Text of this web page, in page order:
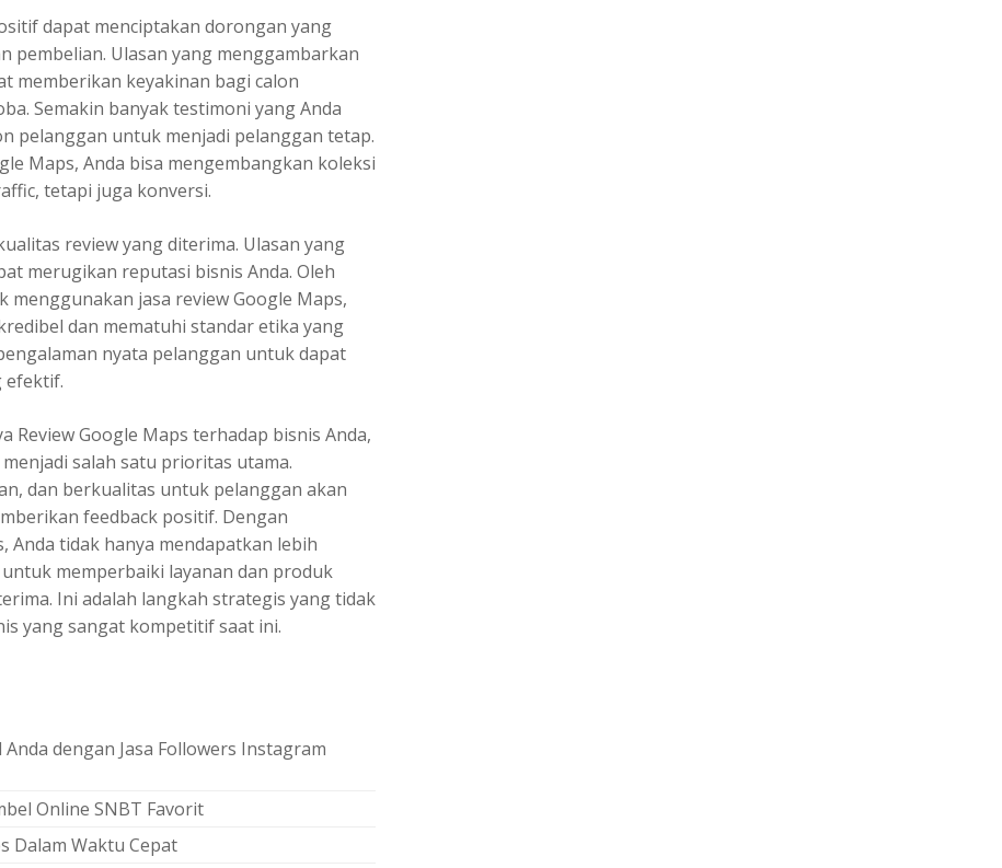
dapat menciptakan dorongan yang
Ulasan yang menggambarkan
memberikan keyakinan bagi calon
Semakin banyak testimoni yang Anda
pelanggan untuk menjadi pelanggan tetap.
Maps, Anda bisa mengembangkan koleksi
tetapi juga konversi.
review yang diterima. Ulasan yang
merugikan reputasi bisnis Anda. Oleh
jasa review Google Maps,
dan mematuhi standar etika yang
nyata pelanggan untuk dapat
efektif.
Google Maps terhadap bisnis Anda,
salah satu prioritas utama.
dan berkualitas untuk pelanggan akan
feedback positif. Dengan
Anda tidak hanya mendapatkan lebih
memperbaiki layanan dan produk
Ini adalah langkah strategis yang tidak
yang sangat kompetitif saat ini.
dengan Jasa Followers Instagram
Online SNBT Favorit
Dalam Waktu Cepat